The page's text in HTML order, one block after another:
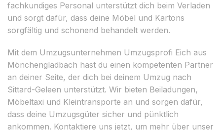
fachkundiges Personal unterstützt dich beim Verladen
und sorgt dafür, dass deine Möbel und Kartons
sorgfältig und schonend behandelt werden.
Mit dem Umzugsunternehmen Umzugsprofi Eich aus
Mönchengladbach hast du einen kompetenten Partner
an deiner Seite, der dich bei deinem Umzug nach
Sittard-Geleen unterstützt. Wir bieten Beiladungen,
Möbeltaxi und Kleintransporte an und sorgen dafür,
dass deine Umzugsgüter sicher und pünktlich
ankommen. Kontaktiere uns jetzt, um mehr über unser